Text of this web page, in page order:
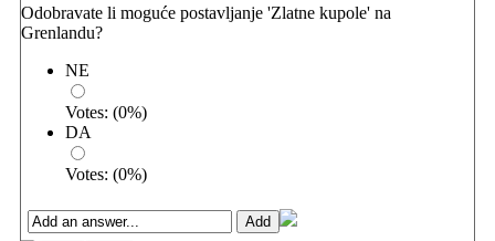
Odobravate li moguće postavljanje 'Zlatne kupole' na
Grenlandu?
NE
Votes: (0%)
DA
Votes: (0%)